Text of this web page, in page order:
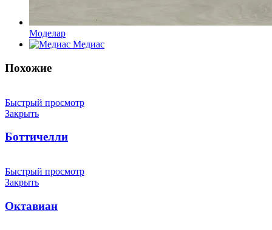
Моделар
Медиас
Похожие
Быстрый просмотр
Закрыть
Боттичелли
Быстрый просмотр
Закрыть
Октавиан